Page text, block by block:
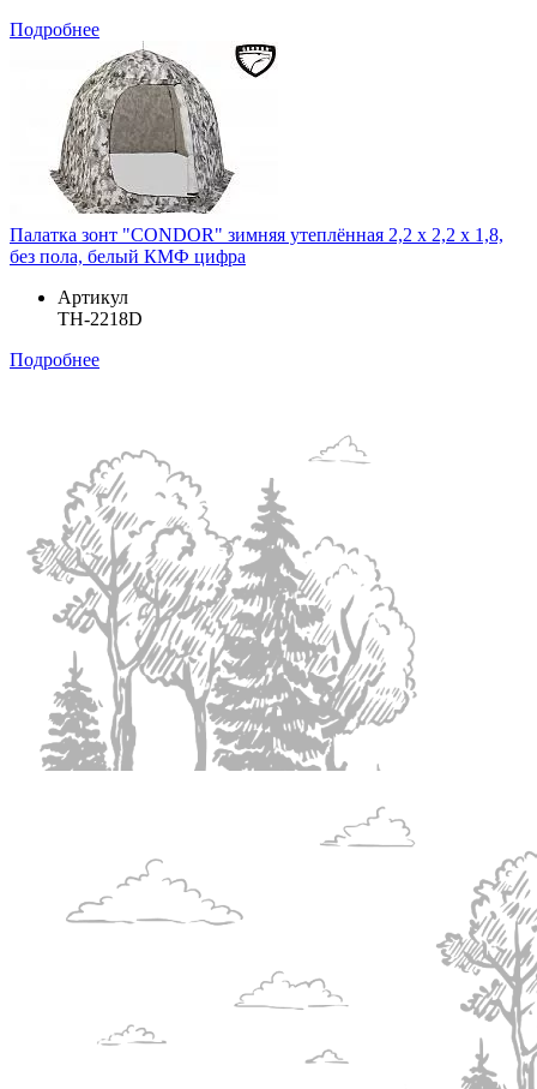
Подробнее
Палатка зонт "CONDOR" зимняя утеплённая 2,2 х 2,2 х 1,8,
без пола, белый КМФ цифра
Артикул
TH-2218D
Подробнее